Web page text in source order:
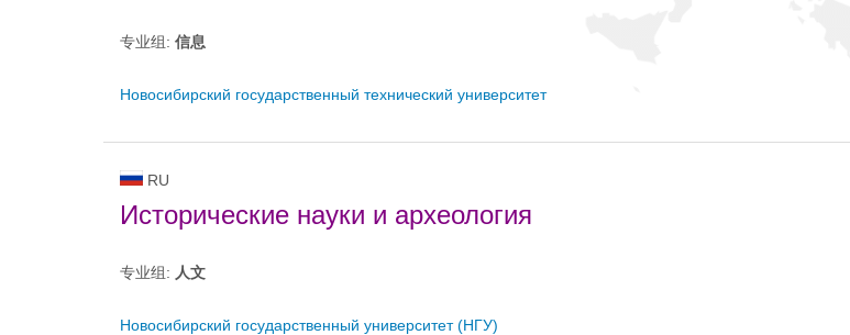
专业组: 信息
Новосибирский государственный технический университет
RU
Исторические науки и археология
专业组: 人文
Новосибирский государственный университет (НГУ)